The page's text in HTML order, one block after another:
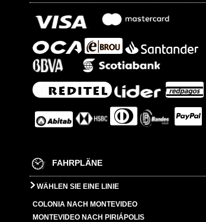
FAHRPLÄNE
WÄHLEN SIE EINE LINIE
COLONIA NACH MONTEVIDEO
MONTEVIDEO NACH PIRIÁPOLIS